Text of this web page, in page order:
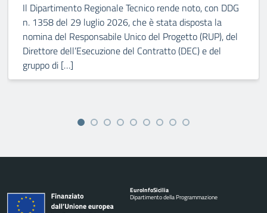
Il Dipartimento Regionale Tecnico rende noto, con DDG
n. 1358 del 29 luglio 2026, che è stata disposta la
nomina del Responsabile Unico del Progetto (RUP), del
Direttore dell’Esecuzione del Contratto (DEC) e del
gruppo di […]
EuroInfoSicilia
Dipartimento della Programmazione